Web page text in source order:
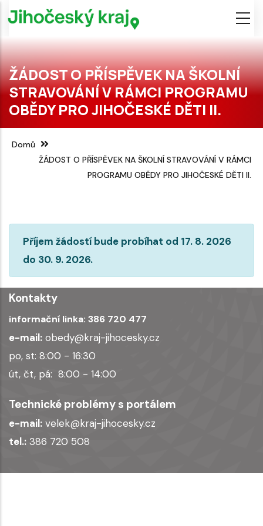
Přejít
hlavnímu
obsahu
ŽÁDOST O PŘÍSPĚVEK NA ŠKOLNÍ
STRAVOVÁNÍ V RÁMCI PROGRAMU
OBĚDY PRO JIHOČESKÉ DĚTI II.
Domů
ŽÁDOST O PŘÍSPĚVEK NA ŠKOLNÍ STRAVOVÁNÍ V RÁMCI
PROGRAMU OBĚDY PRO JIHOČESKÉ DĚTI II.
Information
message
Příjem žádostí bude probíhat od 17. 8. 2026
do 30. 9. 2026.
Kontakty
informační linka: 386 720 477
e-mail: obedy@kraj-jihocesky.cz
po, st: 8:00 - 16:30
út, čt, pá: 8:00 - 14:00
Technické problémy s portálem
e-mail: velek@kraj-jihocesky.cz
tel.: 386 720 508